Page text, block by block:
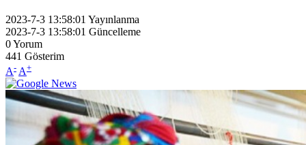
2023-7-3 13:58:01 Yayınlanma
2023-7-3 13:58:01 Güncelleme
0Yorum
441 Gösterim
A- A+